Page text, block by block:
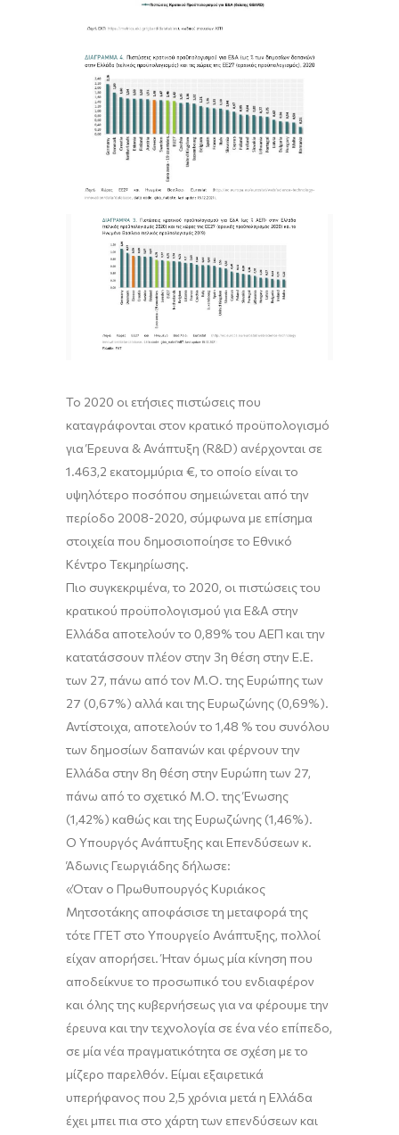
Το 2020 οι ετήσιες πιστώσειςπου
καταγράφονται στον κρατικό προϋπολογισμό
γιαΈρευνα & Ανάπτυξη (R&D) ανέρχονται σε
1.463,2 εκατομμύρια €, το οποίο είναι το
υψηλότερο ποσόπου σημειώνεται από την
περίοδο 2008-2020, σύμφωνα με επίσημα
στοιχεία που δημοσιοποίησε το Εθνικό
Κέντρο Τεκμηρίωσης.
Πιο συγκεκριμένα, το 2020, οι πιστώσεις του
κρατικού προϋπολογισμού για Ε&Α στην
Ελλάδα αποτελούν το 0,89% του ΑΕΠ και την
κατατάσσουν πλέον στην 3η θέση στην Ε.Ε.
των 27, πάνω από τον Μ.Ο. της Ευρώπης των
27 (0,67%) αλλά και της Ευρωζώνης (0,69%).
Αντίστοιχα, αποτελούν το 1,48 % του συνόλου
των δημοσίων δαπανών και φέρνουν την
Ελλάδα στην 8η θέση στην Ευρώπη των 27,
πάνω από το σχετικό Μ.Ο. της Ένωσης
(1,42%) καθώς και της Ευρωζώνης (1,46%).
Ο Υπουργός Ανάπτυξης και Επενδύσεων κ.
Άδωνις Γεωργιάδης δήλωσε:
«Όταν ο Πρωθυπουργός Κυριάκος
Μητσοτάκης αποφάσισε τη μεταφορά της
τότε ΓΓΕΤ στο Υπουργείο Ανάπτυξης, πολλοί
είχαν απορήσει. Ήταν όμως μία κίνηση που
αποδείκνυε το προσωπικό του ενδιαφέρον
και όλης της κυβερνήσεως για να φέρουμε την
έρευνα και την τεχνολογία σε ένα νέο επίπεδο,
σε μία νέα πραγματικότητα σε σχέση με το
μίζερο παρελθόν. Είμαι εξαιρετικά
υπερήφανος που 2,5 χρόνια μετά η Ελλάδα
έχει μπει πια στο χάρτη των επενδύσεων και